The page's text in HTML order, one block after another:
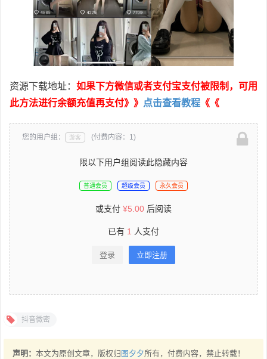
资源下载地址： 如果下方微信或者支付宝支付被限制，可用
此方法进行余额充值再支付》》 点击查看教程 《《
您的用户组： 游客 (付费内容：1)
限以下用户组阅读此隐藏内容
普通会员 超级会员 永久会员
或支付 ¥5.00 后阅读
已有 1 人支付
登录 立即注册
抖音微密
声明： 本文为原创文章，版权归 图夕夕所有，付费内容，禁止转载！